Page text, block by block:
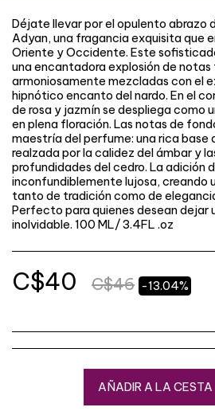
Déjate llevar por el opulento abrazo
Adyan, una fragancia exquisita que
Oriente y Occidente. Este
una encantadora explosión de
armoniosamente mezcladas con el
hipnótico encanto del nardo. En el
de rosa y jazmín se despliega como
en plena floración. Las notas de
maestría del perfume: una rica base
realzada por la calidez del ámbar y
profundidades del cedro. La adición
inconfundiblemente lujosa, creando
tanto de tradición como de
Perfecto para quienes desean dejar
inolvidable. 100 ML/ 3.4FL .oz
C$40 C$46 -13.04%
AÑADIR A LA CESTA